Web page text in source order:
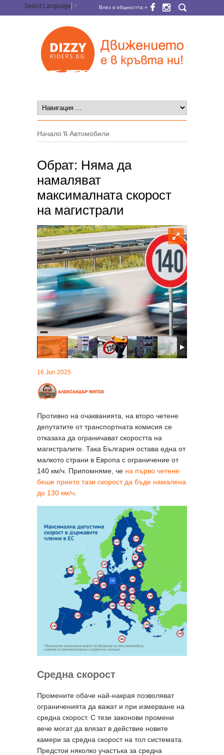
Select Language ▼ Влез в общността »
Начало \\ Автомобили
Обрат: Няма да
намаляват
максималната скорост
на магистрали
16 Jun 2025
Противно на очакванията, на второ четене
депутатите от транспортната комисия се
отказаха да ограничават скоростта на
магистралите. Така България остава една от
малкото страни в Европа с ограничение от
140 км/ч. Припомняме, че на първо четене
беше прието тази скорост да бъде намалена
до 130 км/ч
Средна скорост
Промените обаче най-накрая позволяват
ограниченията да важат и при измерване на
средна скорост. С тези законови промени
вече могат да влязат в действие новите
камери за средна скорост на тол системата.
Предстои няколко участъка за средна